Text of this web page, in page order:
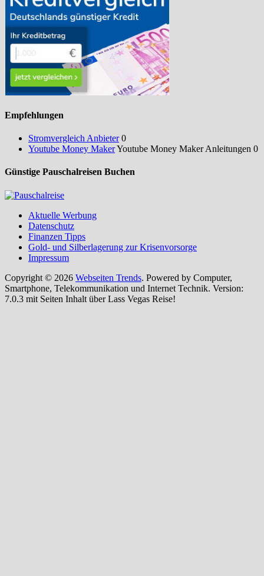
Empfehlungen
Stromvergleich Anbieter0
Youtube Money MakerYoutube Money Maker Anleitungen 0
Günstige Pauschalreisen Buchen
Aktuelle Werbung
Datenschutz
Finanzen Tipps
Gold- und Silberlagerung zur Krisenvorsorge
Impressum
Copyright © 2026 Webseiten Trends. Powered by Computer,
Smartphone, Telekommunikation und Internet Technik. Version:
7.0.3 mit Seiten Inhalt über Lass Vegas Reise!